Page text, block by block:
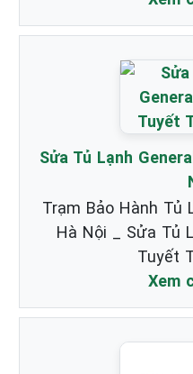
Sửa Tủ Lạnh
Trạm Bảo Hành Tủ
Hà Nội _ Sửa Tủ
Tuyết
Xem